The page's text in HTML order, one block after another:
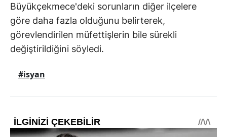
Büyükçekmece'deki sorunların diğer ilçelere
göre daha fazla olduğunu belirterek,
görevlendirilen müfettişlerin bile sürekli
değiştirildiğini söyledi.
#isyan